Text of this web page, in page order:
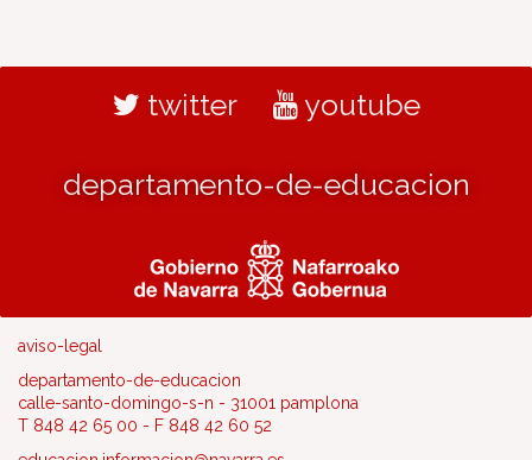
twitter youtube
departamento-de-educacion
aviso-legal
departamento-de-educacion
calle-santo-domingo-s-n - 31001 pamplona
T 848 42 65 00 - F 848 42 60 52